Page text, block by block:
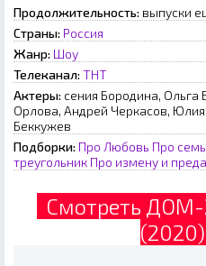
Продолжительность: выпуски
Страны: Россия
Жанр: Шоу
Телеканал: ТНТ
Актеры: сения Бородина, Ольга
Орлова, Андрей Черкасов,
Беккужев
Подборки: Про Любовь Про
треугольник Про измену и
Смотреть ДОМ-